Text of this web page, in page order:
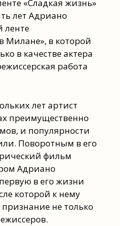
«Сладкая жизнь»
лет Адриано
ленте
Милане», в которой
в качестве актера
работа
лет артист
преимущественно
и популярности
Поворотным в его
фильм
Адриано
в его жизни
которой к нему
не только